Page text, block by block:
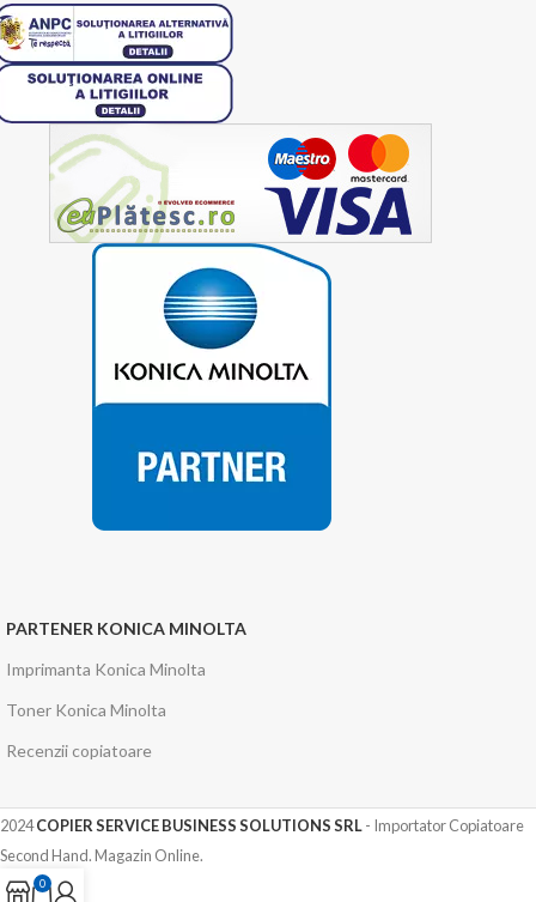
PARTENER KONICA MINOLTA
Imprimanta Konica Minolta
Toner Konica Minolta
Recenzii copiatoare
2024COPIER SERVICE BUSINESS SOLUTIONS SRL- Importator Copiatoare
Second Hand. Magazin Online.
0